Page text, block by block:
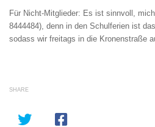
Für Nicht-Mitglieder: Es ist sinnvoll,
8444484), denn in den Schulferien ist
sodass wir freitags in die Kronenstraße
SHARE